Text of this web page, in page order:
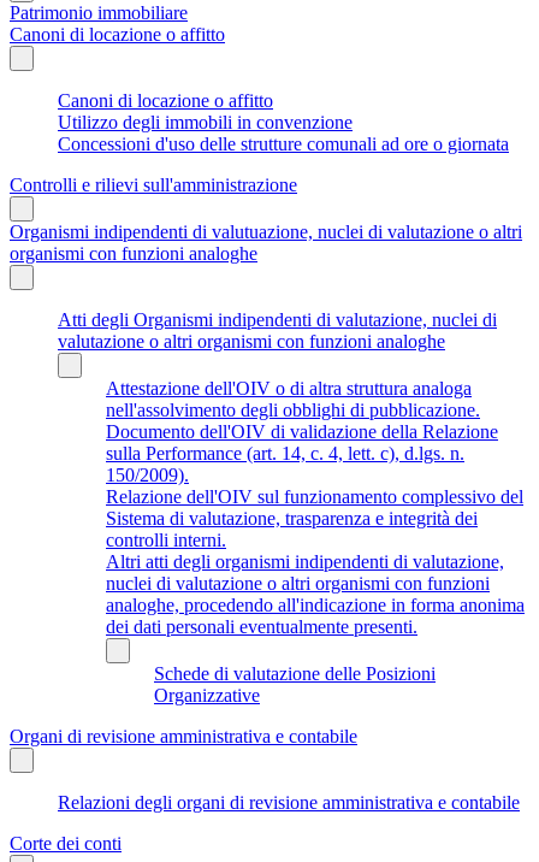
Patrimonio immobiliare
Canoni di locazione o affitto
Canoni di locazione o affitto
Utilizzo degli immobili in convenzione
Concessioni d'uso delle strutture comunali ad ore o giornata
Controlli e rilievi sull'amministrazione
Organismi indipendenti di valutuazione, nuclei di valutazione o altri
organismi con funzioni analoghe
Atti degli Organismi indipendenti di valutazione, nuclei di
valutazione o altri organismi con funzioni analoghe
Attestazione dell'OIV o di altra struttura analoga
nell'assolvimento degli obblighi di pubblicazione.
Documento dell'OIV di validazione della Relazione
sulla Performance (art. 14, c. 4, lett. c), d.lgs. n.
150/2009).
Relazione dell'OIV sul funzionamento complessivo del
Sistema di valutazione, trasparenza e integrità dei
controlli interni.
Altri atti degli organismi indipendenti di valutazione,
nuclei di valutazione o altri organismi con funzioni
analoghe, procedendo all'indicazione in forma anonima
dei dati personali eventualmente presenti.
Schede di valutazione delle Posizioni
Organizzative
Organi di revisione amministrativa e contabile
Relazioni degli organi di revisione amministrativa e contabile
Corte dei conti